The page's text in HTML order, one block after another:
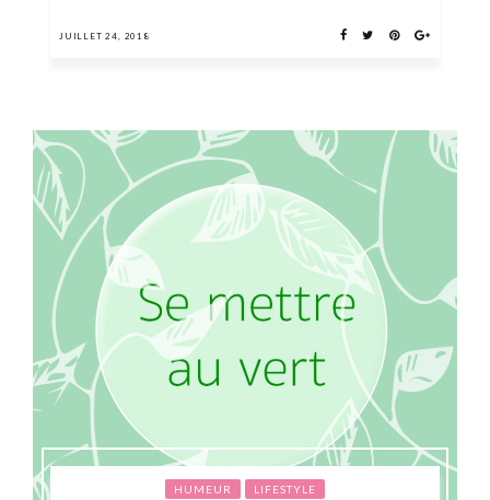
JUILLET 24, 2018
HUMEUR LIFESTYLE